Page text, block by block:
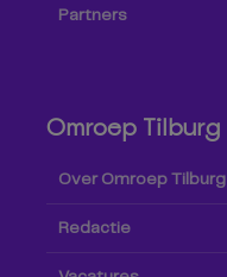
Partners
Omroep Tilburg
Over Omroep Tilburg
Redactie